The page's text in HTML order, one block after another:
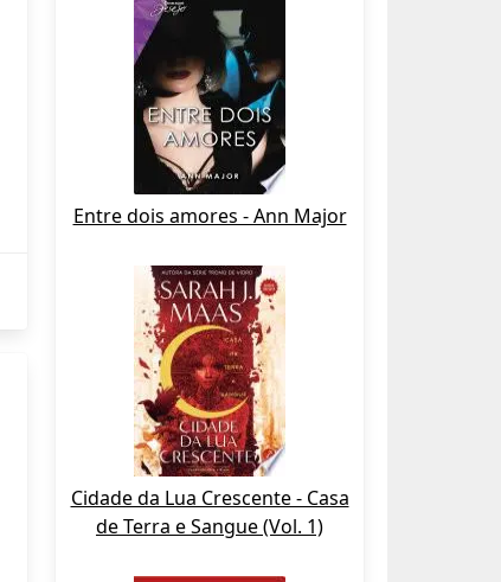
Entre dois amores - Ann Major
Cidade da Lua Crescente - Casa
de Terra e Sangue (Vol. 1)